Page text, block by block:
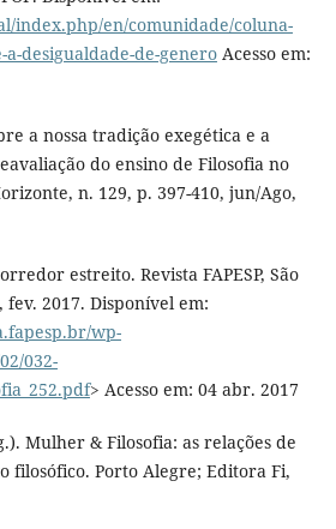
index.php/en/comunidade/coluna-
a-desigualdade-de-generoAcesso em:
a nossa tradição exegética e a
do ensino de Filosofia no
n. 129, p. 397-410, jun/Ago,
estreito. Revista FAPESP, São
fev. 2017. Disponível em:
wp-
032-
> Acesso em: 04 abr. 2017
Mulher & Filosofia: as relações de
filosófico. Porto Alegre; Editora Fi,